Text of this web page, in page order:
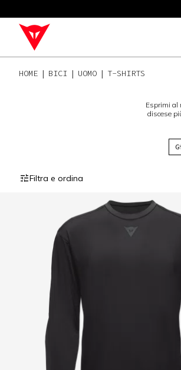
HOME BICI UOMO T-SHIRTS
Esprimi al
discese
Filtra e ordina